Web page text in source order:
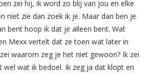
zei hij, ik word zo blij van jou en elke
niet zie dan zoek ik je. Maar dan ben je
bent hoop ik dat je alleen bent. Wat
Mexx vertelt dat ze toen wat later in
waarom zeg je het niet gewoon? Ik zei
wel wat ik bedoel. Ik zeg ja dat klopt en